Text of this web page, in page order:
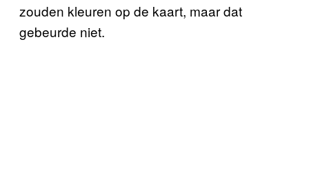
zouden kleuren op de kaart, maar dat
gebeurde niet.